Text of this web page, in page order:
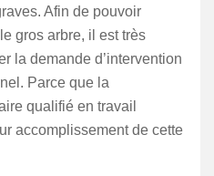
Afin de pouvoir
gros arbre, il est très
la demande d’intervention
Parce que la
qualifié en travail
accomplissement de cette